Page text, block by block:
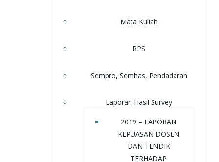
Mata Kuliah
RPS
Sempro, Semhas, Pendadaran
Laporan Hasil Survey
2019 – LAPORAN
KEPUASAN DOSEN
DAN TENDIK
TERHADAP